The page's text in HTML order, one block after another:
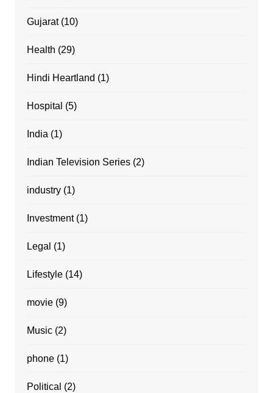
Gujarat(10)
Health (29)
Hindi Heartland (1)
Hospital (5)
India (1)
Indian Television Series(2)
industry(1)
Investment(1)
Legal (1)
Lifestyle(14)
movie(9)
Music(2)
phone(1)
Political (2)